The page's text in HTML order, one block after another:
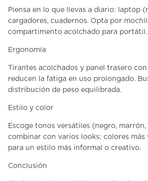
Piensa en lo que llevas a diario: laptop
cargadores, cuadernos. Opta por
compartimento acolchado para portátil.
Ergonomía
Tirantes acolchados y panel trasero
reducen la fatiga en uso prolongado.
distribución de peso equilibrada.
Estilo y color
Escoge tonos versátiles (negro,
combinar con varios looks; colores más
para un estilo más informal o creativo.
Conclusión